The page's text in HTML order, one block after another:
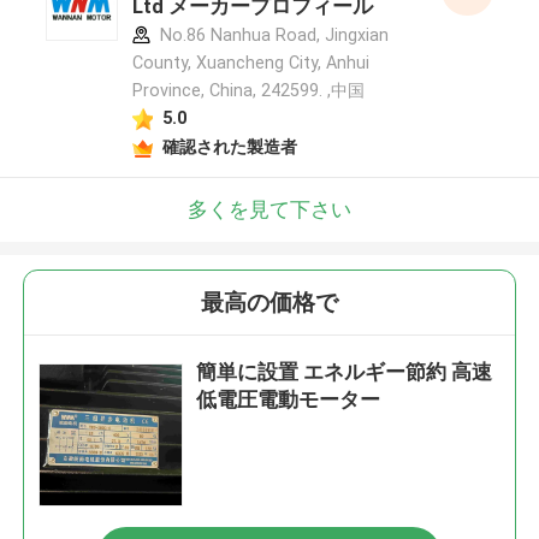
Ltd メーカープロフィール
No.86 Nanhua Road, Jingxian
County, Xuancheng City, Anhui
Province, China, 242599. ,中国
5.0
確認された製造者
多くを見て下さい
最高の価格で
簡単に設置 エネルギー節約 高速
低電圧電動モーター